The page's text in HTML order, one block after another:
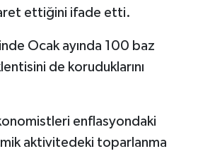
ettiğini ifade etti.
Ocak ayında 100 baz
de koruduklarını
enflasyondaki
aktivitedeki toparlanma